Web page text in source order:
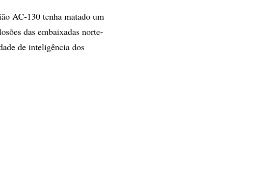
AC-130 tenha matado um
das embaixadas norte-
de inteligência dos